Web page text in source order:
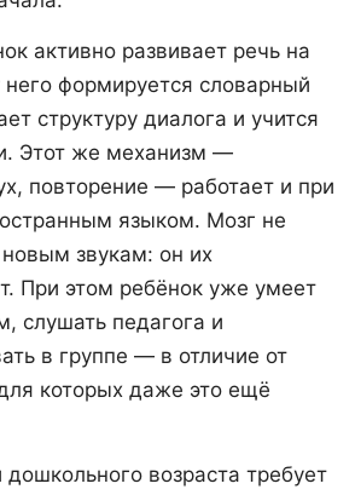
активно развивает речь на
формируется словарный
структуру диалога и учится
Этот же механизм —
повторение — работает и при
языком. Мозг не
новым звукам: он их
При этом ребёнок уже умеет
слушать педагога и
в группе — в отличие от
которых даже это ещё
возраста требует